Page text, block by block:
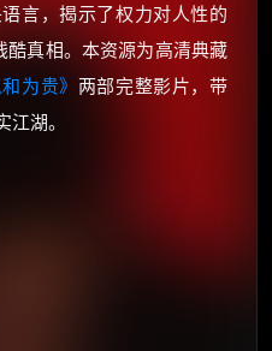
言，揭示了权力对人性的
酷真相。本资源为高清典藏
和为贵》 两部完整影片，带
湖。